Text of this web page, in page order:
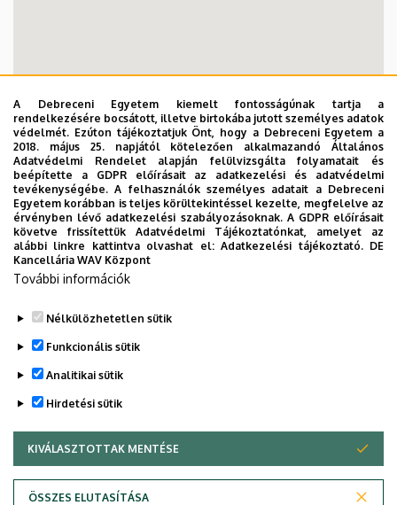
Tüdőgyógyászati Klinika és Pszichiátriai Klinika
A Debreceni Egyetem kiemelt fontosságúnak tartja a
rendelkezésére bocsátott, illetve birtokába jutott személyes adatok
védelmét. Ezúton tájékoztatjuk Önt, hogy a Debreceni Egyetem a
2018. május 25. napjától kötelezően alkalmazandó Általános
Adatvédelmi Rendelet alapján felülvizsgálta folyamatait és
beépítette a GDPR előírásait az adatkezelési és adatvédelmi
tevékenységébe. A felhasználók személyes adatait a Debreceni
Egyetem korábban is teljes körültekintéssel kezelte, megfelelve az
érvényben lévő adatkezelési szabályozásoknak. A GDPR előírásait
követve frissítettük Adatvédelmi Tájékoztatónkat, amelyet az
alábbi linkre kattintva olvashat el:Adatkezelési tájékoztató. DE
Kancellária WAV Központ
További információk
Nélkülözhetetlen sütik
Funkcionális sütik
Analitikai sütik
Hirdetési sütik
KIVÁLASZTOTTAK MENTÉSE
ÖSSZES ELUTASÍTÁSA
WITHDRAW CONSENT